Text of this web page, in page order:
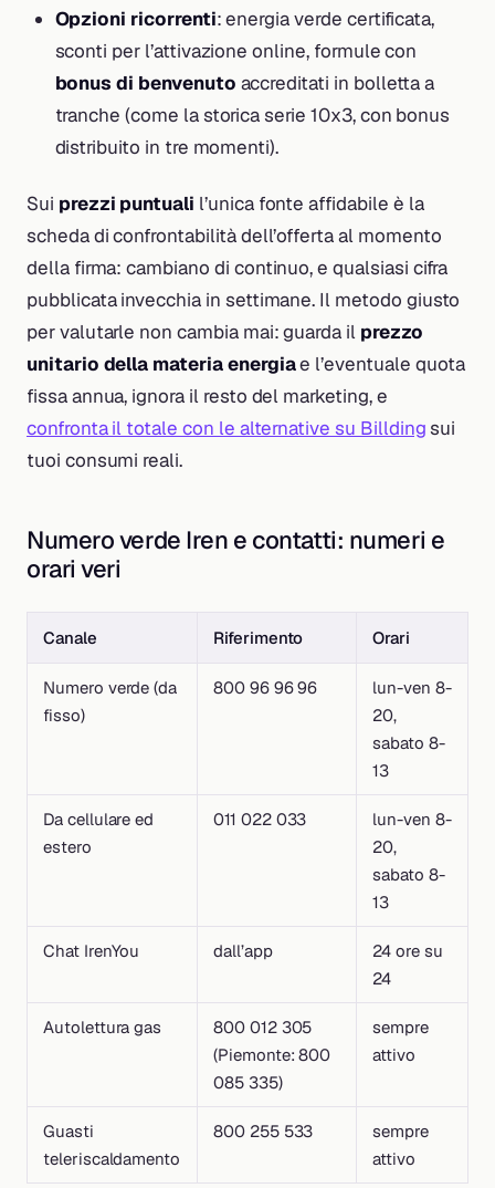
Opzioni ricorrenti: energia verde certificata,
sconti per l’attivazione online, formule con
bonus di benvenuto accreditati in bolletta a
tranche (come la storica serie 10x3, con bonus
distribuito in tre momenti).
Sui prezzi puntuali l’unica fonte affidabile è la
scheda di confrontabilità dell’offerta al momento
della firma: cambiano di continuo, e qualsiasi cifra
pubblicata invecchia in settimane. Il metodo giusto
per valutarle non cambia mai: guarda il prezzo
unitario della materia energiae l’eventuale quota
fissa annua, ignora il resto del marketing, e
confronta il totale con le alternative su Billdingsui
tuoi consumi reali.
Numero verde Iren e contatti: numeri e
orari veri
Canale Riferimento Orari
Numero verde (da
fisso)
800 96 96 96
lun-ven 8-
20,
sabato 8-
13
Da cellulare ed
estero
011 022 033
lun-ven 8-
20,
sabato 8-
13
Chat IrenYou dall’app
24 ore su
24
Autolettura gas
800 012 305
(Piemonte: 800
085 335)
sempre
attivo
Guasti
teleriscaldamento
800 255 533
sempre
attivo